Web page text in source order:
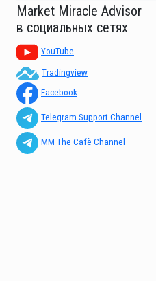
Market Miracle Advisor
в социальных сетях
YouTube
Tradingview
Facebook
Telegram Support Channel
MM The Cafè Channel